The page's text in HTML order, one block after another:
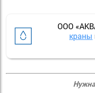
ООО
краны